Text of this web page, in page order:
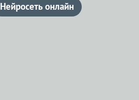
Нейросеть онлайн